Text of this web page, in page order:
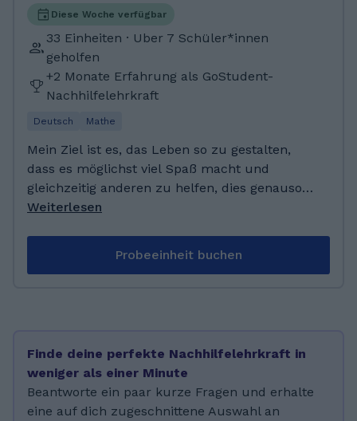
Diese Woche verfügbar
33 Einheiten · Uber 7 Schüler*innen
geholfen
+2 Monate Erfahrung als GoStudent-
Nachhilfelehrkraft
Deutsch Mathe
Mein Ziel ist es, das Leben so zu gestalten,
dass es möglichst viel Spaß macht und
gleichzeitig anderen zu helfen, dies genauso
zu erreichen. Das Unterrichten gibt mir genau
ihre Erfolge feiern und Vertrauen in sich selbst
Unterrichten verzichten möchte, habe ich
mich dazu entschieden dies online zu tun. Ich
habe meinen Master of Education an der
Universität Münster gemacht und auch bereits
Weiterlesen
Probeeinheit buchen
Finde deine perfekte Nachhilfelehrkraft in
weniger als einer Minute
Beantworte ein paar kurze Fragen und erhalte
eine auf dich zugeschnittene Auswahl an